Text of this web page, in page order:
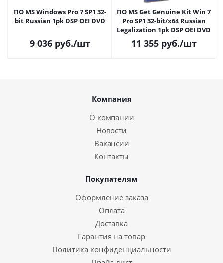
ПО MS Windows Pro 7 SP1 32-
bit Russian 1pk DSP OEI DVD
9 036руб./шт
ПО MS Get Genuine Kit Win 7
Pro SP1 32-bit/x64 Russian
Legalization 1pk DSP OEI DVD
11 355руб./шт
Компания
О компании
Новости
Вакансии
Контакты
Покупателям
Оформление заказа
Оплата
Доставка
Гарантия на товар
Политика конфиденциальности